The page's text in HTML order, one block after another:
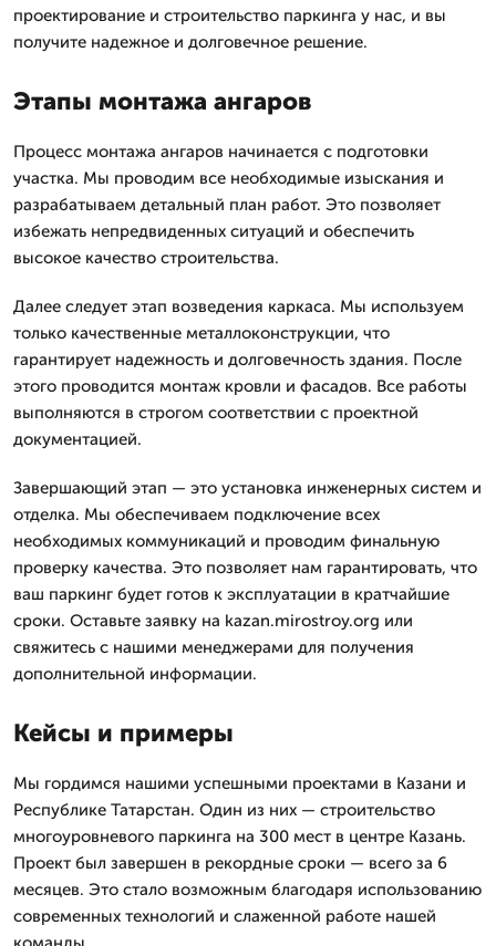
проектирование и строительство паркинга у нас, и вы
получите надежное и долговечное решение.
Этапы монтажа ангаров
Процесс монтажа ангаров начинается с подготовки
участка. Мы проводим все необходимые изыскания и
разрабатываем детальный план работ. Это позволяет
избежать непредвиденных ситуаций и обеспечить
высокое качество строительства.
Далее следует этап возведения каркаса. Мы используем
только качественные металлоконструкции, что
гарантирует надежность и долговечность здания. После
этого проводится монтаж кровли и фасадов. Все работы
выполняются в строгом соответствии с проектной
документацией.
Завершающий этап — это установка инженерных систем и
отделка. Мы обеспечиваем подключение всех
необходимых коммуникаций и проводим финальную
проверку качества. Это позволяет нам гарантировать, что
ваш паркинг будет готов к эксплуатации в кратчайшие
сроки. Оставьте заявку на kazan.mirostroy.org или
свяжитесь с нашими менеджерами для получения
дополнительной информации.
Кейсы и примеры
Мы гордимся нашими успешными проектами в Казани и
Республике Татарстан. Один из них — строительство
многоуровневого паркинга на 300 мест в центре Казань.
Проект был завершен в рекордные сроки — всего за 6
месяцев. Это стало возможным благодаря использованию
современных технологий и слаженной работе нашей